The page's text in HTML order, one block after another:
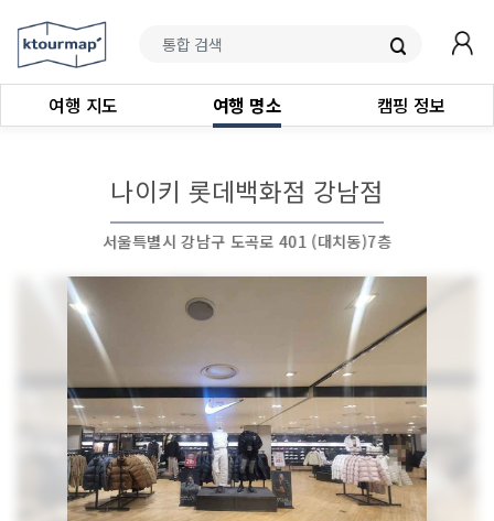
여행 지도 여행 명소 캠핑 정보
나이키 롯데백화점 강남점
서울특별시 강남구 도곡로 401 (대치동)7층